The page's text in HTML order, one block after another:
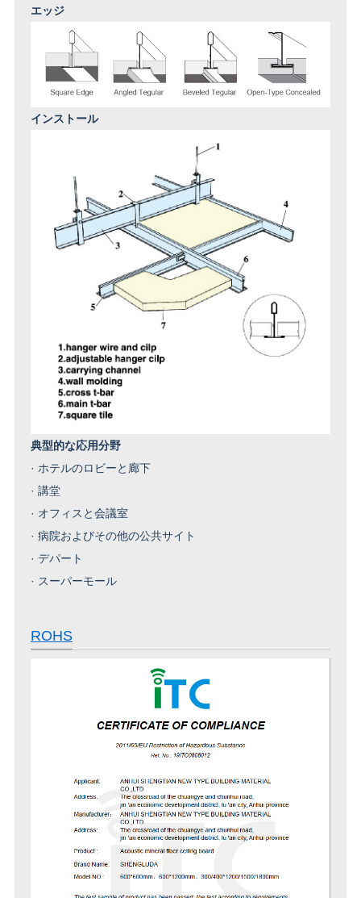
エッジ
インストール
典型的な応用分野
· ホテルのロビーと廊下
· 講堂
· オフィスと会議室
· 病院およびその他の公共サイト
· デパート
· スーパーモール
ROHS